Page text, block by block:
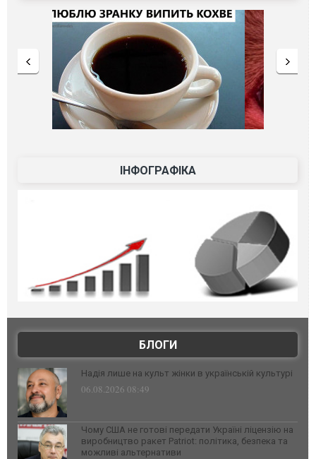
ІНФОГРАФІКА
БЛОГИ
Надія лише на культ жінки в українській культурі
06.08.2026 08:49
Чому США не готові передати Україні ліцензію на
виробництво ракет Patriot: політика, безпека та
можливі альтернативи